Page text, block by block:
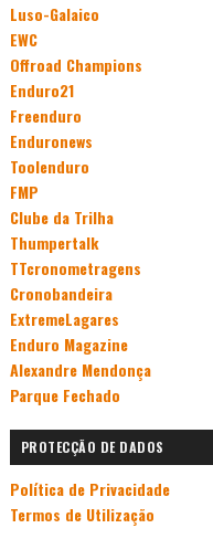
Luso-Galaico
EWC
Offroad Champions
Enduro21
Freenduro
Enduronews
Toolenduro
FMP
Clube da Trilha
Thumpertalk
TTcronometragens
Cronobandeira
ExtremeLagares
Enduro Magazine
Alexandre Mendonça
Parque Fechado
PROTECÇÃO DE DADOS
Política de Privacidade
Termos de Utilização